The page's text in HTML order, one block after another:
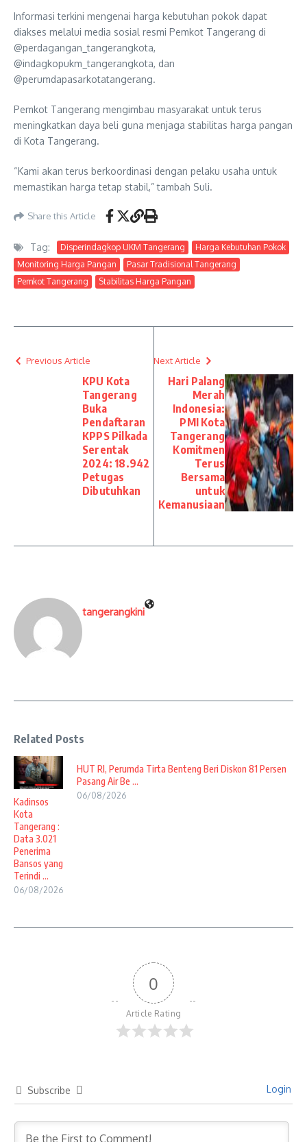
Informasi terkini mengenai harga kebutuhan pokok dapat
diakses melalui media sosial resmi Pemkot Tangerang di
@perdagangan_tangerangkota,
@indagkopukm_tangerangkota, dan
@perumdapasarkotatangerang.
Pemkot Tangerang mengimbau masyarakat untuk terus
meningkatkan daya beli guna menjaga stabilitas harga pangan
di Kota Tangerang.
“Kami akan terus berkoordinasi dengan pelaku usaha untuk
memastikan harga tetap stabil,” tambah Suli.
Share this Article
Tag: Disperindagkop UKM Tangerang
Harga Kebutuhan Pokok
Monitoring Harga Pangan
Pasar Tradisional Tangerang
Pemkot Tangerang
Stabilitas Harga Pangan
Previous Article
KPU Kota
Tangerang
Buka
Pendaftaran
KPPS Pilkada
Serentak
2024: 18.942
Petugas
Dibutuhkan
Next Article
Hari Palang
Merah
Indonesia:
PMI Kota
Tangerang
Komitmen
Terus
Bersama
untuk
Kemanusiaan
tangerangkini
Related Posts
Kadinsos
Kota
Tangerang :
Data 3.021
Penerima
Bansos yang
Terindi ...
06/08/2026
HUT RI, Perumda Tirta Benteng Beri Diskon 81 Persen
Pasang Air Be ...
06/08/2026
0
Article Rating
Subscribe Login